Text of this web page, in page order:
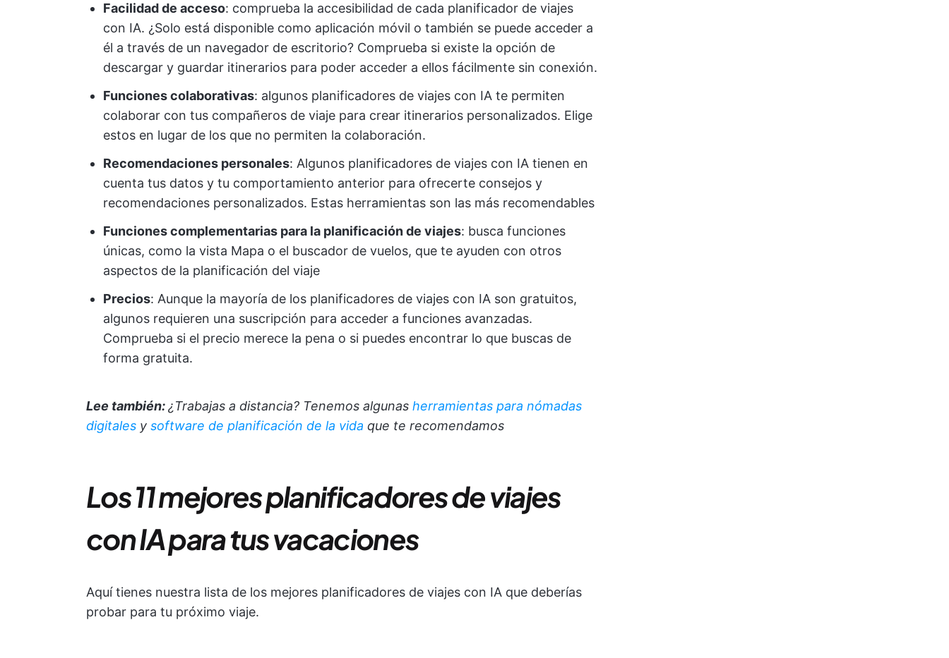
Facilidad de acceso: comprueba la accesibilidad de cada planificador de viajes
con IA. ¿Solo está disponible como aplicación móvil o también se puede acceder a
él a través de un navegador de escritorio? Comprueba si existe la opción de
descargar y guardar itinerarios para poder acceder a ellos fácilmente sin conexión.
Funciones colaborativas: algunos planificadores de viajes con IA te permiten
colaborar con tus compañeros de viaje para crear itinerarios personalizados. Elige
estos en lugar de los que no permiten la colaboración.
Recomendaciones personales: Algunos planificadores de viajes con IA tienen en
cuenta tus datos y tu comportamiento anterior para ofrecerte consejos y
recomendaciones personalizados. Estas herramientas son las más recomendables
Funciones complementarias para la planificación de viajes: busca funciones
únicas, como la vista Mapa o el buscador de vuelos, que te ayuden con otros
aspectos de la planificación del viaje
Precios: Aunque la mayoría de los planificadores de viajes con IA son gratuitos,
algunos requieren una suscripción para acceder a funciones avanzadas.
Comprueba si el precio merece la pena o si puedes encontrar lo que buscas de
forma gratuita.
Lee también:¿Trabajas a distancia? Tenemos algunas herramientas para nómadas
digitales y software de planificación de la vida que te recomendamos
Los 11 mejores planificadores de viajes
con IA para tus vacaciones
Aquí tienes nuestra lista de los mejores planificadores de viajes con IA que deberías
probar para tu próximo viaje.